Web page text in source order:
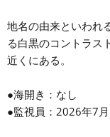
地名の由来といわれ
る白黒のコントラス
近くにある。
●海開き：なし
●監視員：2026年7